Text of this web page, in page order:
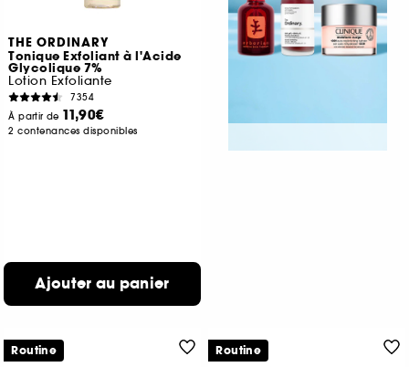
THE ORDINARY
Tonique Exfoliant à l'Acide
Glycolique 7%
Lotion Exfoliante
7354
À partir de 11,90€
2 contenances disponibles
Ajouter au panier
Routine Routine